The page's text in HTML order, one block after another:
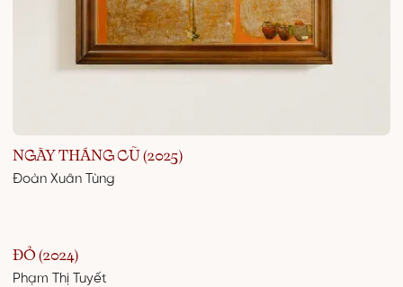
NGÀY THÁNG CŨ (2025)
Đoàn Xuân Tùng
ĐỎ (2024)
Phạm Thị Tuyết